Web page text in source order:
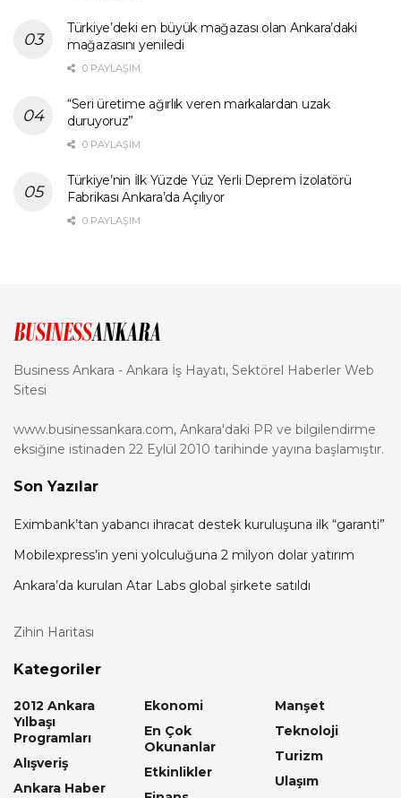
Türkiye’deki en büyük mağazası olan Ankara’daki
mağazasını yeniledi
0 PAYLAŞIM
“Seri üretime ağırlık veren markalardan uzak
duruyoruz”
0 PAYLAŞIM
Türkiye’nin İlk Yüzde Yüz Yerli Deprem İzolatörü
Fabrikası Ankara’da Açılıyor
0 PAYLAŞIM
Business Ankara - Ankara İş Hayatı, Sektörel Haberler Web
Sitesi
www.businessankara.com, Ankara'daki PR ve bilgilendirme
eksiğine istinaden 22 Eylül 2010 tarihinde yayına başlamıştır.
Son Yazılar
Eximbank’tan yabancı ihracat destek kuruluşuna ilk “garanti”
Mobilexpress’in yeni yolculuğuna 2 milyon dolar yatırım
Ankara’da kurulan Atar Labs global şirkete satıldı
Zihin Haritası
Kategoriler
2012 Ankara
Yılbaşı
Programları
Alışveriş
Ankara Haber
Ekonomi
En Çok
Okunanlar
Etkinlikler
Manşet
Teknoloji
Turizm
Ulaşım